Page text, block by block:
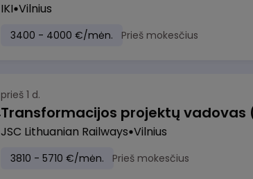
IKI Vilnius
3400 - 4000 €/mėn. Prieš mokesčius
prieš 1 d.
JSC Lithuanian Railways Vilnius
3810 - 5710 €/mėn. Prieš mokesčius